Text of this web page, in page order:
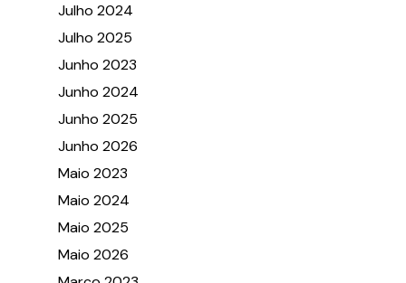
Julho 2024
Julho 2025
Junho 2023
Junho 2024
Junho 2025
Junho 2026
Maio 2023
Maio 2024
Maio 2025
Maio 2026